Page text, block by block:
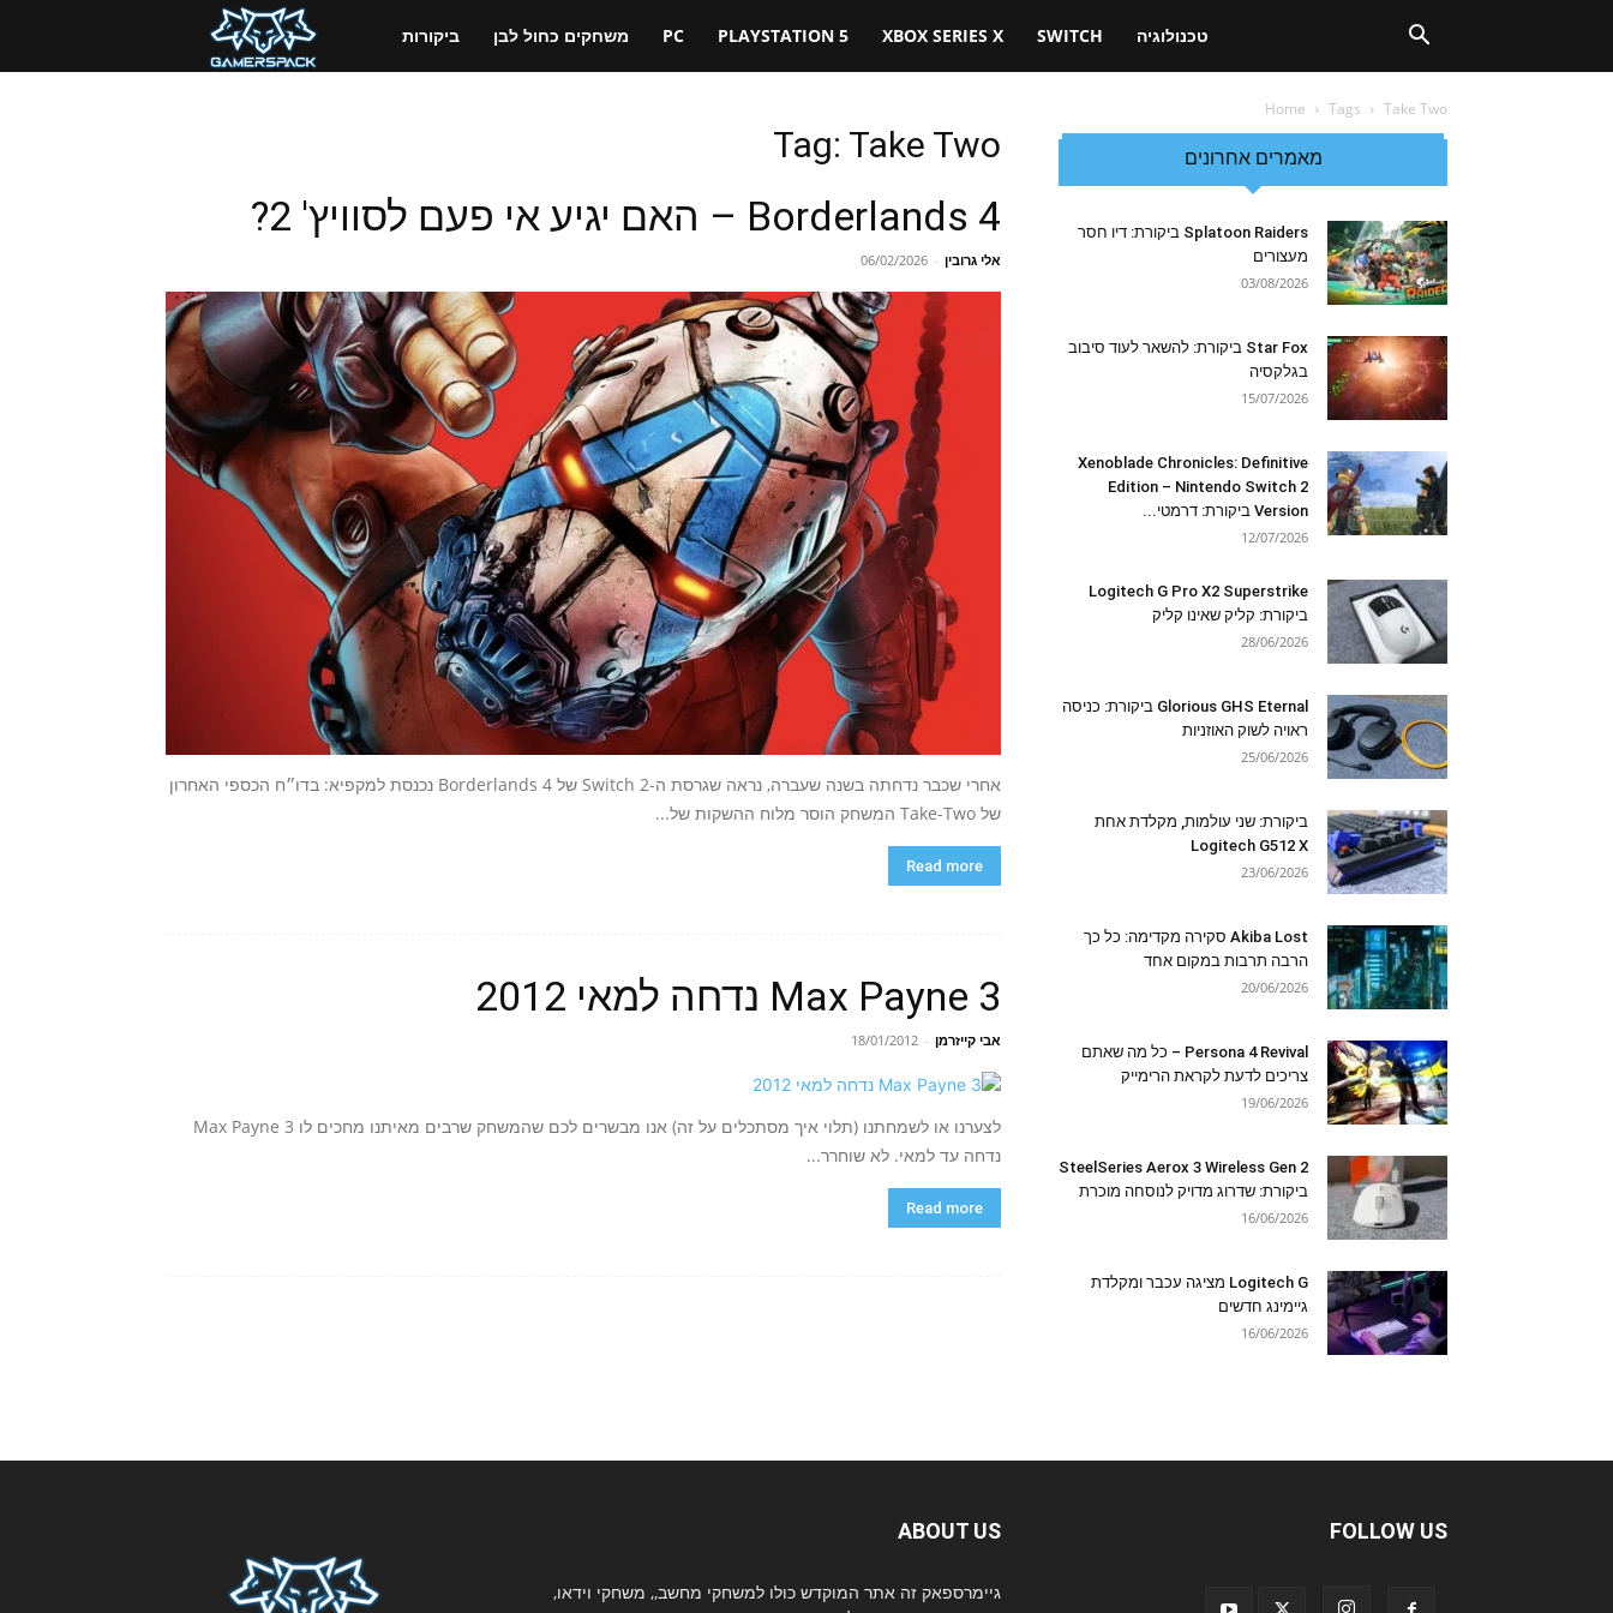
ביקורות משחקים כחול לבן PC PLAYSTATION 5 XBOX SERIES X SWITCH טכנולוגיה
Home Tags Take Two
Tag: Take Two
Borderlands 4 – האם יגיע אי פעם לסוויץ' 2?
אלי גרובין -
06/02/2026
אחרי שכבר נדחתה בשנה שעברה, נראה שגרסת ה-Switch 2 של Borderlands 4 נכנסת למקפיא: בדו״ח הכספי האחרון
של Take-Two המשחק הוסר מלוח ההשקות של...
Read more
Max Payne 3 נדחה למאי 2012
אבי קייזרמן -
18/01/2012
לצערנו או לשמחתנו (תלוי איך מסתכלים על זה) אנו מבשרים לכם שהמשחק שרבים מאיתנו מחכים לו Max Payne 3
נדחה עד למאי. לא שוחרר...
Read more
מאמרים אחרונים
Splatoon Raiders ביקורת: דיו חסר
מעצורים
03/08/2026
Star Fox ביקורת: להשאר לעוד סיבוב
בגלקסיה
15/07/2026
Xenoblade Chronicles: Definitive
Edition – Nintendo Switch 2
Version ביקורת: דרמטי...
12/07/2026
Logitech G Pro X2 Superstrike
ביקורת: קליק שאינו קליק
28/06/2026
Glorious GHS Eternal ביקורת: כניסה
ראויה לשוק האוזניות
25/06/2026
ביקורת: שני עולמות, מקלדת אחת
Logitech G512 X
23/06/2026
Akiba Lost סקירה מקדימה: כל כך
הרבה תרבות במקום אחד
20/06/2026
Persona 4 Revival – כל מה שאתם
צריכים לדעת לקראת הרימייק
19/06/2026
SteelSeries Aerox 3 Wireless Gen 2
ביקורת: שדרוג מדויק לנוסחה מוכרת
16/06/2026
Logitech G מציגה עכבר ומקלדת
גיימינג חדשים
16/06/2026
ABOUT US
גיימרספאק זה אתר המוקדש כולו למשחקי מחשב,, משחקי וידאו,
FOLLOW US